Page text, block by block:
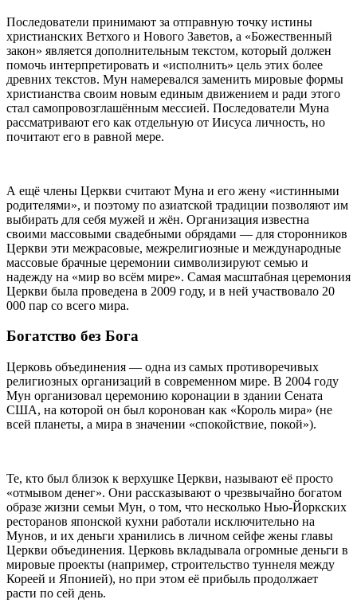
Последователи принимают за отправную точку истины
христианских Ветхого и Нового Заветов, а «Божественный
закон» является дополнительным текстом, который должен
помочь интерпретировать и «исполнить» цель этих более
древних текстов. Мун намеревался заменить мировые формы
христианства своим новым единым движением и ради этого
стал самопровозглашённым мессией. Последователи Муна
рассматривают его как отдельную от Иисуса личность, но
почитают его в равной мере.
А ещё члены Церкви считают Муна и его жену «истинными
родителями», и поэтому по азиатской традиции позволяют им
выбирать для себя мужей и жён. Организация известна
своими массовыми свадебными обрядами — для сторонников
Церкви эти межрасовые, межрелигиозные и международные
массовые брачные церемонии символизируют семью и
надежду на «мир во всём мире». Самая масштабная церемония
Церкви была проведена в 2009 году, и в ней участвовало 20
000 пар со всего мира.
Богатство без Бога
Церковь объединения — одна из самых противоречивых
религиозных организаций в современном мире. В 2004 году
Мун организовал церемонию коронации в здании Сената
США, на которой он был коронован как «Король мира» (не
всей планеты, а мира в значении «спокойствие, покой»).
Те, кто был близок к верхушке Церкви, называют её просто
«отмывом денег». Они рассказывают о чрезвычайно богатом
образе жизни семьи Мун, о том, что несколько Нью-Йоркских
ресторанов японской кухни работали исключительно на
Мунов, и их деньги хранились в личном сейфе жены главы
Церкви объединения. Церковь вкладывала огромные деньги в
мировые проекты (например, строительство туннеля между
Кореей и Японией), но при этом её прибыль продолжает
расти по сей день.